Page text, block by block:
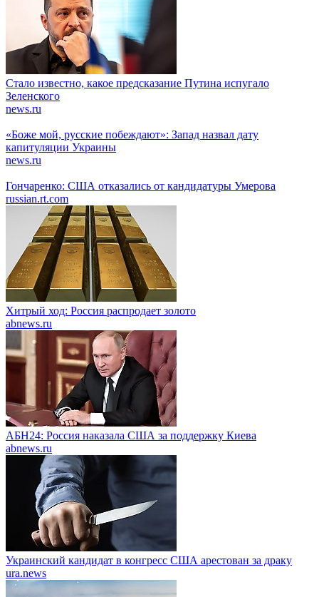
Стало известно, какое предсказание Путина испугало
Зеленского
news.ru
«Боже мой, русские побеждают»: Запад назвал дату
капитуляции Украины
news.ru
Гончаренко: США отказались от кандидатуры Умерова
russian.rt.com
Хитрый ход: Россия распродает золото
abnews.ru
АБН24: Россия наказала США за поддержку Киева
abnews.ru
Украинский кандидат в конгресс США арестован за драку
ura.news